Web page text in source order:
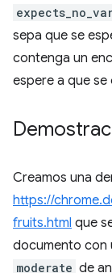
sepa que se
contenga un
espere a que
Creamos una
https://
fruits.html que
documento con
moderate de